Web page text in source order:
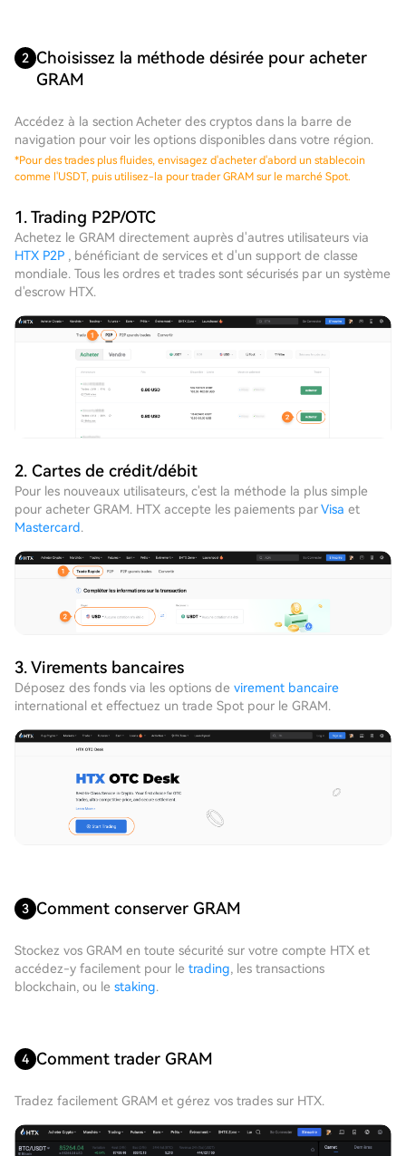
2 Choisissez la méthode désirée pour acheter
GRAM
Accédez à la section Acheter des cryptos dans la barre de
navigation pour voir les options disponibles dans votre région.
*Pour des trades plus fluides, envisagez d'acheter d'abord un stablecoin
comme l'USDT, puis utilisez-la pour trader GRAM sur le marché Spot.
1. Trading P2P/OTC
Achetez le GRAM directement auprès d'autres utilisateurs via
HTX P2P , bénéficiant de services et d'un support de classe
mondiale. Tous les ordres et trades sont sécurisés par un système
d'escrow HTX.
2. Cartes de crédit/débit
Pour les nouveaux utilisateurs, c'est la méthode la plus simple
pour acheter GRAM. HTX accepte les paiements parVisa et
Mastercard.
3. Virements bancaires
Déposez des fonds via les options de virement bancaire
international et effectuez un trade Spot pour le GRAM.
3 Comment conserver GRAM
Stockez vos GRAM en toute sécurité sur votre compte HTX et
accédez-y facilement pour le trading, les transactions
blockchain, ou le staking.
4 Comment trader GRAM
Tradez facilement GRAM et gérez vos trades sur HTX.